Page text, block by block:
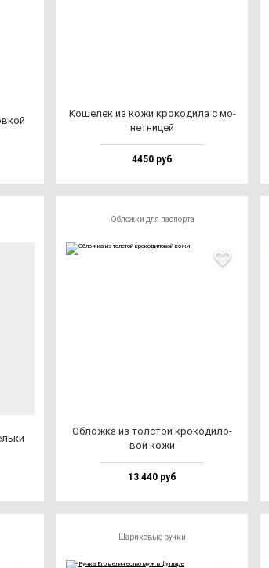
Коше­лек из ко­жи кро­ко­ди­ла с мо­
нет­ни­цей
4450 руб
Обложки для паспорта
Облож­ка из тол­стой кро­ко­ди­ло­
вой ко­жи
13 440 руб
Шариковые ручки